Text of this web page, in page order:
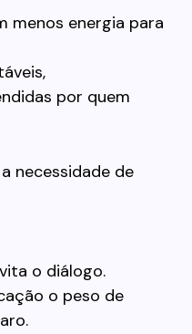
menos energia para
por quem
necessidade de
o diálogo.
o peso de